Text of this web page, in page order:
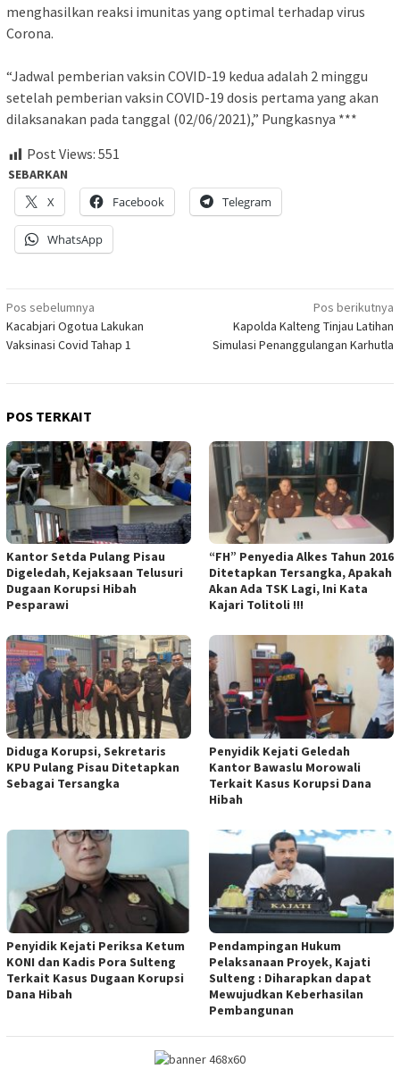
menghasilkan reaksi imunitas yang optimal terhadap virus
Corona.
“Jadwal pemberian vaksin COVID-19 kedua adalah 2 minggu
setelah pemberian vaksin COVID-19 dosis pertama yang akan
dilaksanakan pada tanggal (02/06/2021),” Pungkasnya ***
Post Views: 551
SEBARKAN
X
Facebook Telegram
WhatsApp
Navigasi
pos
Pos sebelumnya
Kacabjari Ogotua Lakukan
Vaksinasi Covid Tahap 1
Pos berikutnya
Kapolda Kalteng Tinjau Latihan
Simulasi Penanggulangan Karhutla
POS TERKAIT
Kantor Setda Pulang Pisau
Digeledah, Kejaksaan Telusuri
Dugaan Korupsi Hibah
Pesparawi
“FH” Penyedia Alkes Tahun 2016
Ditetapkan Tersangka, Apakah
Akan Ada TSK Lagi, Ini Kata
Kajari Tolitoli !!!
Diduga Korupsi, Sekretaris
KPU Pulang Pisau Ditetapkan
Sebagai Tersangka
Penyidik Kejati Geledah
Kantor Bawaslu Morowali
Terkait Kasus Korupsi Dana
Hibah
Penyidik Kejati Periksa Ketum
KONI dan Kadis Pora Sulteng
Terkait Kasus Dugaan Korupsi
Dana Hibah
Pendampingan Hukum
Pelaksanaan Proyek, Kajati
Sulteng : Diharapkan dapat
Mewujudkan Keberhasilan
Pembangunan